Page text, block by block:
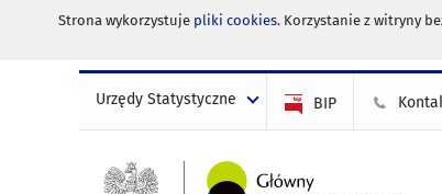
Strona wykorzystuje pliki cookies. Korzystanie z witryny
Urzędy Statystyczne BIP